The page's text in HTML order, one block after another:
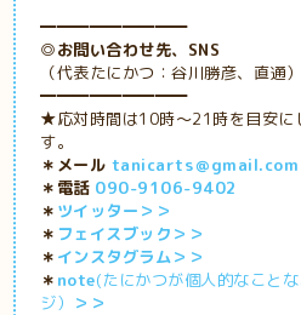
━━━━━━━━━
◎お問い合わせ先、SNS
（代表たにかつ：谷川勝彦、直通）
━━━━━━━━━
★応対時間は10時～21時を目安に
す。
＊メール tanicarts＠gmail.com
＊電話 090-9106-9402
＊ ツイッター＞＞
＊ フェイスブック＞＞
＊ インスタグラム＞＞
＊ note(たにかつが個人的なこと
ジ）
＞＞